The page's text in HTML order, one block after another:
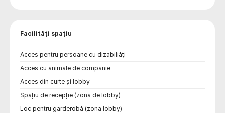
Facilități spațiu
Acces pentru persoane cu dizabiliăți
Acces cu animale de companie
Acces din curte și lobby
Spațiu de recepție (zona de lobby)
Loc pentru garderobă (zona lobby)